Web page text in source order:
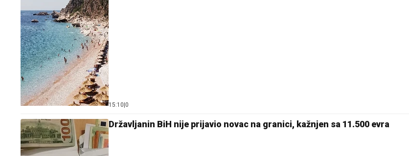
15:10 0
Državljanin BiH nije prijavio novac na granici, kažnjen sa 11.500 evra